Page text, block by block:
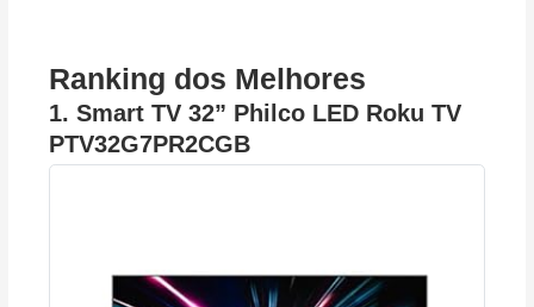
Ranking dos Melhores
1. Smart TV 32” Philco LED Roku TV
PTV32G7PR2CGB